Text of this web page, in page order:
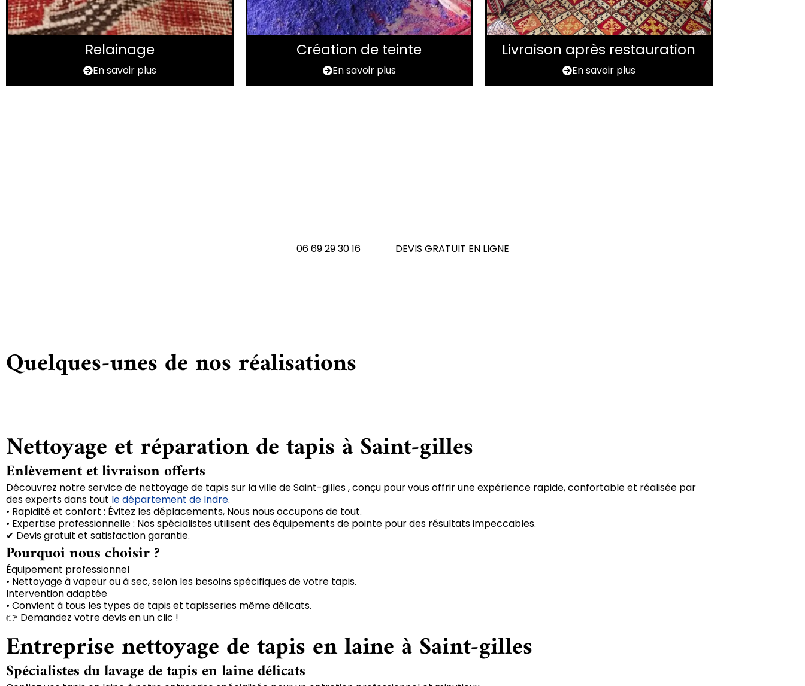
Relainage
En savoir plus
Création de teinte
En savoir plus
Livraison après restauration
En savoir plus
06 69 29 30 16 DEVIS GRATUIT EN LIGNE
Quelques-unes de nos réalisations
Nettoyage et réparation de tapis à Saint-gilles
Enlèvement et livraison offerts
Découvrez notre service de nettoyage de tapis sur la ville de Saint-gilles , conçu pour vous offrir une expérience rapide, confortable et réalisée par
des experts dans tout le département de Indre.
• Rapidité et confort : Évitez les déplacements, Nous nous occupons de tout.
• Expertise professionnelle : Nos spécialistes utilisent des équipements de pointe pour des résultats impeccables.
✔ Devis gratuit et satisfaction garantie.
Pourquoi nous choisir ?
Équipement professionnel
• Nettoyage à vapeur ou à sec, selon les besoins spécifiques de votre tapis.
Intervention adaptée
• Convient à tous les types de tapis et tapisseries même délicats.
👉 Demandez votre devis en un clic !
Entreprise nettoyage de tapis en laine à Saint-gilles
Spécialistes du lavage de tapis en laine délicats